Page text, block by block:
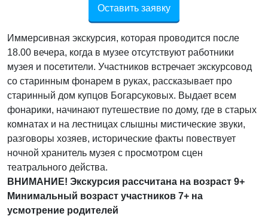
Оставить заявку
Иммерсивная экскурсия, которая проводится после
18.00 вечера, когда в музее отсутствуют работники
музея и посетители. Участников встречает экскурсовод
со старинным фонарем в руках, рассказывает про
старинный дом купцов Богарсуковых. Выдает всем
фонарики, начинают путешествие по дому, где в старых
комнатах и на лестницах слышны мистические звуки,
разговоры хозяев, исторические факты повествует
ночной хранитель музея с просмотром сцен
театрального действа.
ВНИМАНИЕ! Экскурсия рассчитана на возраст 9+
Минимальный возраст участников 7+ на
усмотрение родителей